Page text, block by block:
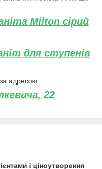
Milton сірий
для ступенів
адресою:
22
і ціноутворення